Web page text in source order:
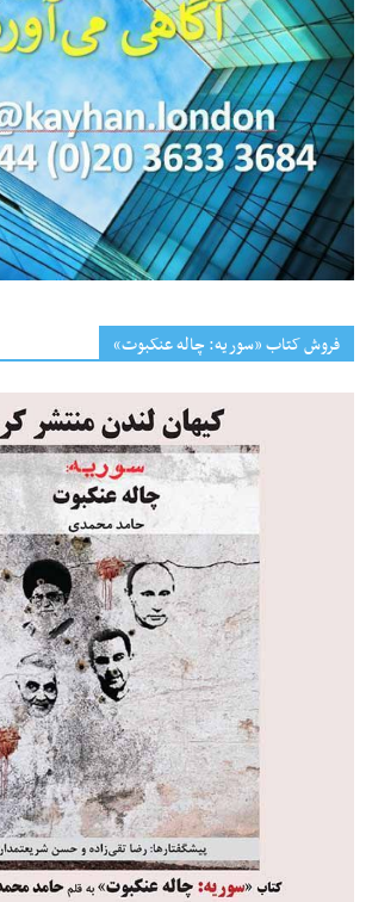
فروش کتاب «سوریه: چاله عنکبوت»